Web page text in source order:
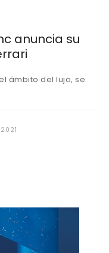
anuncia su
ámbito del lujo, se